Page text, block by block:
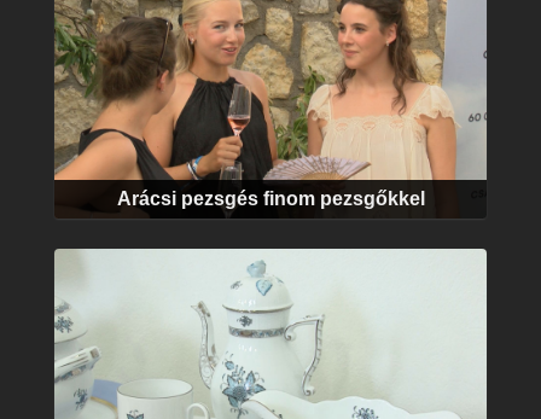
Arácsi pezsgés finom pezsgőkkel